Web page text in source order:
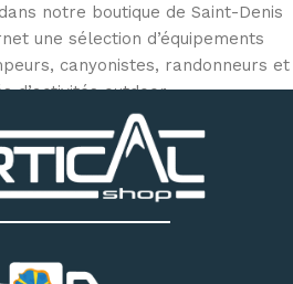
notre boutique de Saint-Denis
une sélection d’équipements
canyonistes, randonneurs et
d’activités outdoor.
d’escalade et de canyoning
baudriers, cordes, mousquetons,
d’assurage, casques, sacs
. Notre magasin dispose
votre pratique et la forme de